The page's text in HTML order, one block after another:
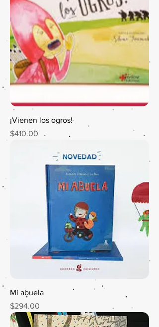
¡Vienen los ogros!
Precio
$410.00
Mi abuela
Precio
$294.00